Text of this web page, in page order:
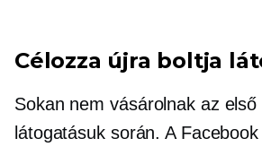
Célozza újra boltja
Sokan nem vásárolnak az első
látogatásuk során. A Facebook